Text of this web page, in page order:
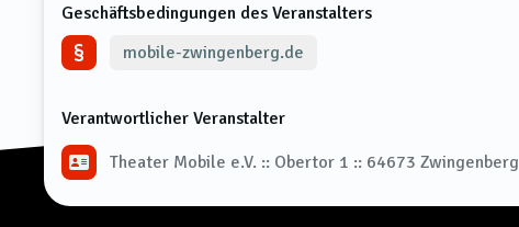
Geschäftsbedingungen des Veranstalters
mobile-zwingenberg.de
Verantwortlicher Veranstalter
Theater Mobile e.V. :: Obertor 1 :: 64673 Zwingenberg